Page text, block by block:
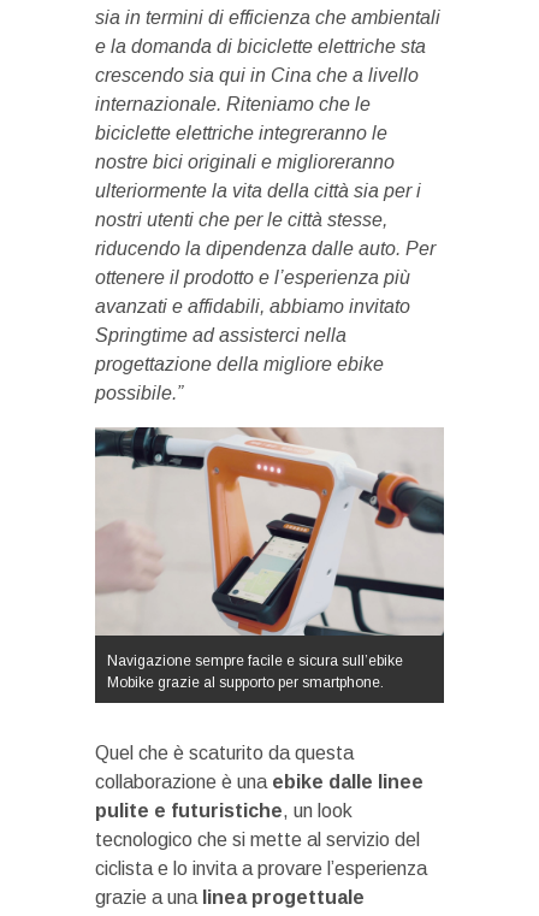
sia in termini di efficienza che ambientali
e la domanda di biciclette elettriche sta
crescendo sia qui in Cina che a livello
internazionale. Riteniamo che le
biciclette elettriche integreranno le
nostre bici originali e miglioreranno
ulteriormente la vita della città sia per i
nostri utenti che per le città stesse,
riducendo la dipendenza dalle auto. Per
ottenere il prodotto e l’esperienza più
avanzati e affidabili, abbiamo invitato
Springtime ad assisterci nella
progettazione della migliore ebike
possibile.”
Navigazione sempre facile e sicura sull’ebike
Mobike grazie al supporto per smartphone.
Quel che è scaturito da questa
collaborazione è una ebike dalle linee
pulite e futuristiche, un look
tecnologico che si mette al servizio del
ciclista e lo invita a provare l’esperienza
grazie a una linea progettuale